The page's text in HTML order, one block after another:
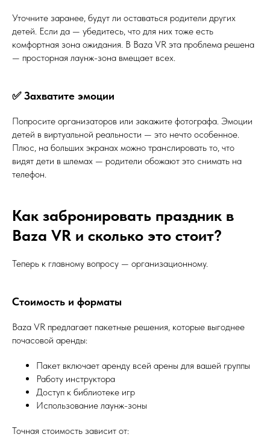
Уточните заранее, будут ли оставаться родители других
детей. Если да — убедитесь, что для них тоже есть
комфортная зона ожидания. В Baza VR эта проблема решена
— просторная лаунж-зона вмещает всех.
✅ Захватите эмоции
Попросите организаторов или закажите фотографа. Эмоции
детей в виртуальной реальности — это нечто особенное.
Плюс, на больших экранах можно транслировать то, что
видят дети в шлемах — родители обожают это снимать на
телефон.
Как забронировать праздник в
Baza VR и сколько это стоит?
Теперь к главному вопросу — организационному.
Стоимость и форматы
Baza VR предлагает пакетные решения, которые выгоднее
почасовой аренды:
Пакет включает аренду всей арены для вашей группы
Работу инструктора
Доступ к библиотеке игр
Использование лаунж-зоны
Точная стоимость зависит от: